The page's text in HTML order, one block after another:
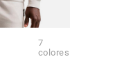
7
colores